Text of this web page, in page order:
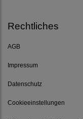
Rechtliches
AGB
Impressum
Datenschutz
Cookieeinstellungen